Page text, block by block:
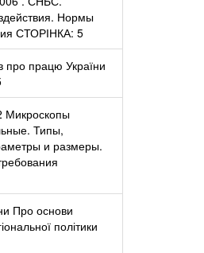
Нормы
СТОРІНКА: 5
про працю України
Микроскопы
Типы,
и размеры.
Про основи
політики